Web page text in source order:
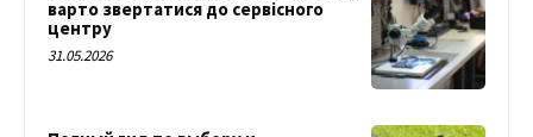
варто звертатися до сервісного
центру
31.05.2026